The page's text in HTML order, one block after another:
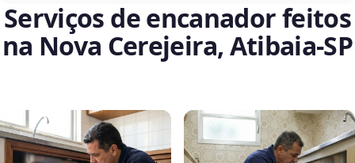
Serviços de encanador feitos
na Nova Cerejeira, Atibaia‑SP